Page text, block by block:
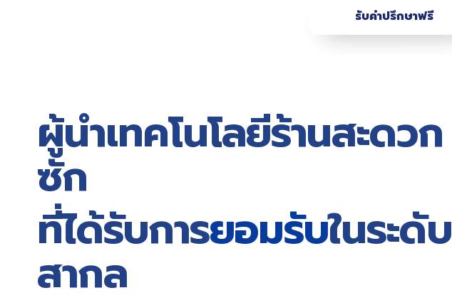
รับคำปรึกษาฟรี
ผู้นำเทคโนโลยีร้านสะดวก
ซัก
ที่ได้รับการยอมรับในระดับ
สากล